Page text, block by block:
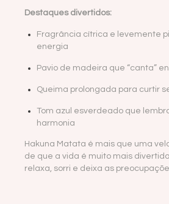
Destaques divertidos:
Fragrância cítrica e levemente
energia
Pavio de madeira que “canta”
Queima prolongada para curtir
Tom azul esverdeado que
harmonia
Hakuna Matata é mais que uma
de que a vida é muito mais
relaxa, sorri e deixa as